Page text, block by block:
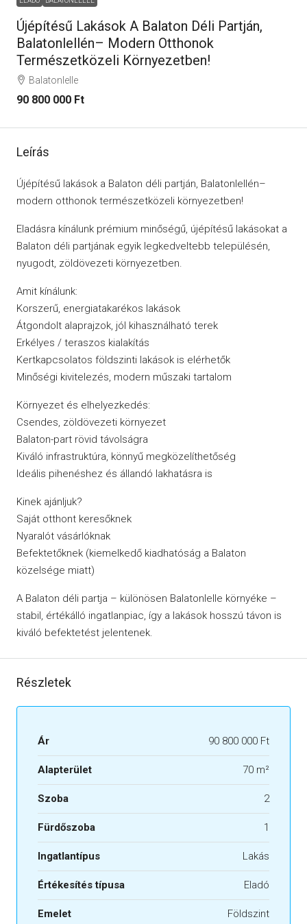
Újépítésű Lakások A Balaton Déli Partján,
Balatonlellén– Modern Otthonok
Természetközeli Környezetben!
Balatonlelle
90 800 000 Ft
Leírás
Újépítésű lakások a Balaton déli partján, Balatonlellén–
modern otthonok természetközeli környezetben!
Eladásra kínálunk prémium minőségű, újépítésű lakásokat a
Balaton déli partjának egyik legkedveltebb településén,
nyugodt, zöldövezeti környezetben.
Amit kínálunk:
Korszerű, energiatakarékos lakások
Átgondolt alaprajzok, jól kihasználható terek
Erkélyes / teraszos kialakítás
Kertkapcsolatos földszinti lakások is elérhetők
Minőségi kivitelezés, modern műszaki tartalom
Környezet és elhelyezkedés:
Csendes, zöldövezeti környezet
Balaton-part rövid távolságra
Kiváló infrastruktúra, könnyű megközelíthetőség
Ideális pihenéshez és állandó lakhatásra is
Kinek ajánljuk?
Saját otthont keresőknek
Nyaralót vásárlóknak
Befektetőknek (kiemelkedő kiadhatóság a Balaton
közelsége miatt)
A Balaton déli partja – különösen Balatonlelle környéke –
stabil, értékálló ingatlanpiac, így a lakások hosszú távon is
kiváló befektetést jelentenek.
Részletek
Ár 90 800 000 Ft
Alapterület 70 m²
Szoba 2
Fürdőszoba 1
Ingatlantípus Lakás
Értékesítés típusa Eladó
Emelet Földszint